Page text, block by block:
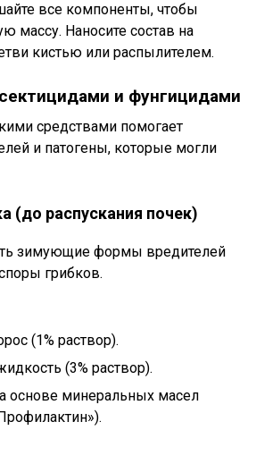
все компоненты, чтобы
массу. Наносите состав на
кистью или распылителем.
и фунгицидами
средствами помогает
и патогены, которые могли
(до распускания почек)
зимующие формы вредителей
грибков.
(1% раствор).
(3% раствор).
основе минеральных масел